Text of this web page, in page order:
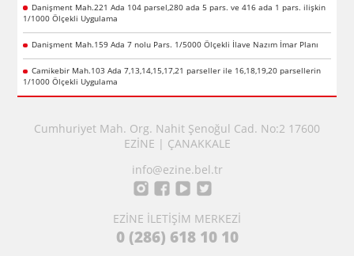
Danişment Mah.221 Ada 104 parsel,280 ada 5 pars. ve 416 ada 1 pars. ilişkin
1/1000 Ölçekli Uygulama
Danişment Mah.159 Ada 7 nolu Pars. 1/5000 Ölçekli İlave Nazım İmar Planı
Camikebir Mah.103 Ada 7,13,14,15,17,21 parseller ile 16,18,19,20 parsellerin
1/1000 Ölçekli Uygulama
Cumhuriyet Mah. Org. Nahit Şenoğul Cad. No:2 17600
EZİNE | ÇANAKKALE
info@ezine.bel.tr
EZİNE İLETİŞİM MERKEZİ
0 (286) 618 10 10